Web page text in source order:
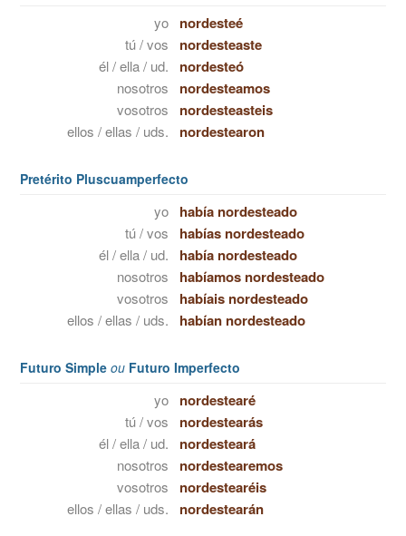
yo nordesteé
tú / vos nordesteaste
él / ella / ud. nordesteó
nosotros nordesteamos
vosotros nordesteasteis
ellos / ellas / uds. nordestearon
Pretérito Pluscuamperfecto
yo había nordesteado
tú / vos habías nordesteado
él / ella / ud. había nordesteado
nosotros habíamos nordesteado
vosotros habíais nordesteado
ellos / ellas / uds. habían nordesteado
Futuro Simple ou Futuro Imperfecto
yo nordestearé
tú / vos nordestearás
él / ella / ud. nordesteará
nosotros nordestearemos
vosotros nordestearéis
ellos / ellas / uds. nordestearán